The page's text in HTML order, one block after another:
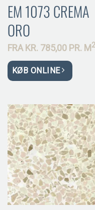
EM 1073 CREMA
ORO
FRA KR. 785,00 PR. M 2
KØB ONLINE